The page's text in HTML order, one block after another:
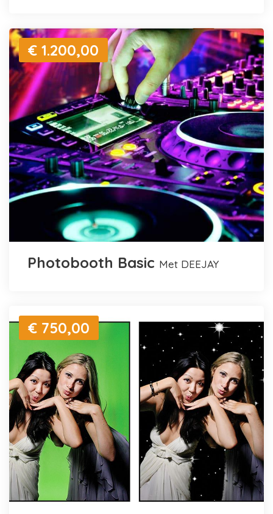
€ 1.200,00
Photobooth Basic met DEEJAY
€ 750,00